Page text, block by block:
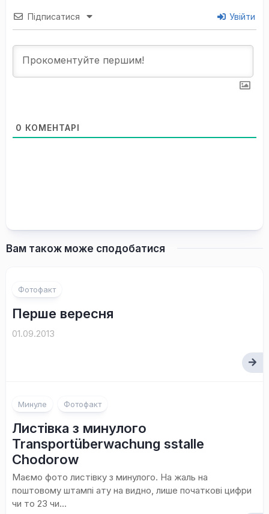
Підписатися Увійти
0 КОМЕНТАРІ
Вам також може сподобатися
Фотофакт
Перше вересня
01.09.2013
Минуле Фотофакт
Листівка з минулого
Transportüberwachung sstalle
Chodorow
Маємо фото листівку з минулого. На жаль на
поштовому штампі ату на видно, лише початкові цифри
чи то 23 чи...